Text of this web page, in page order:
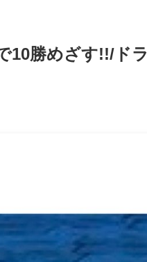
10勝めざす!!/ドラ